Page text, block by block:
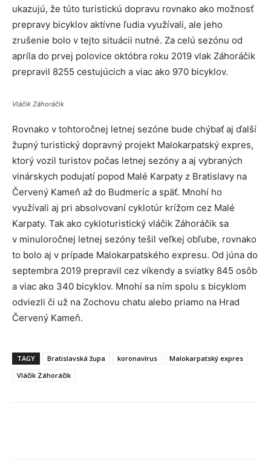
ukazujú, že túto turistickú dopravu rovnako ako možnosť
prepravy bicyklov aktívne ľudia využívali, ale jeho
zrušenie bolo v tejto situácii nutné. Za celú sezónu od
apríla do prvej polovice októbra roku 2019 vlak Záhoráčik
prepravil 8255 cestujúcich a viac ako 970 bicyklov.
Vláčik Záhoráčik
Rovnako v tohtoročnej letnej sezóne bude chýbať aj ďalší
župný turistický dopravný projekt Malokarpatský expres,
ktorý vozil turistov počas letnej sezóny a aj vybraných
vinárskych podujatí popod Malé Karpaty z Bratislavy na
Červený Kameň až do Budmeríc a späť. Mnohí ho
využívali aj pri absolvovaní cyklotúr krížom cez Malé
Karpaty. Tak ako cykloturistický vláčik Záhoráčik sa
v minuloročnej letnej sezóny tešil veľkej obľube, rovnako
to bolo aj v prípade Malokarpatského expresu. Od júna do
septembra 2019 prepravil cez víkendy a sviatky 845 osôb
a viac ako 340 bicyklov. Mnohí sa ním spolu s bicyklom
odviezli či už na Zochovu chatu alebo priamo na Hrad
Červený Kameň.
TAGY Bratislavská župa koronavírus
Malokarpatský expres
Vláčik Záhoráčik